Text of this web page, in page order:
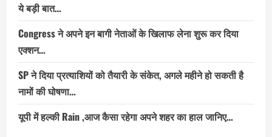
ये बड़ी बात…
Congress ने अपने इन बागी नेताओं के खिलाफ लेना शुरू कर दिया
एक्शन…
SP ने दिया प्रत्याशियों को तैयारी के संकेत, अगले महीने हो सकती है
नामों की घोषणा…
यूपी में हल्की Rain ,आज कैसा रहेगा अपने शहर का हाल जानिए…